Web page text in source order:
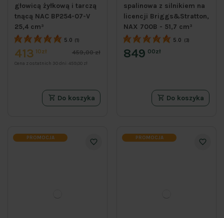
głowicą żyłkową i tarczą
tnącą NAC BP254-07-V
25,4 cm³
5.0 (1)
413 10zł 459,00 zł
Cena z ostatnich 30 dni: 459,00 zł
Do koszyka
spalinowa z silnikiem na
licencji Briggs&Stratton,
NAX 700B - 51,7 cm³
5.0 (3)
849 00zł
Do koszyka
PROMOCJA PROMOCJA